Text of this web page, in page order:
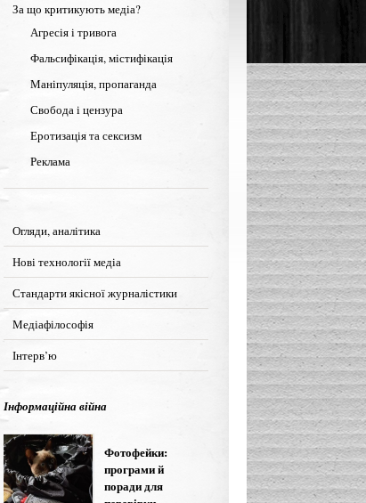
За що критикують медіа?
Агресія і тривога
Фальсифікація, містифікація
Маніпуляція, пропаганда
Свобода і цензура
Еротизація та сексизм
Реклама
Огляди, аналітика
Нові технології медіа
Стандарти якісної журналістики
Медіафілософія
Інтерв’ю
Інформаційна війна
Фотофейки:
програми й
поради для